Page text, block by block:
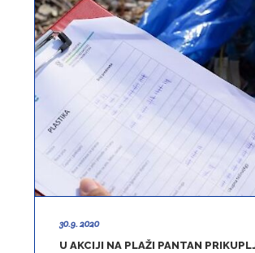
30.9. 2020
U AKCIJI NA PLAŽI PANTAN